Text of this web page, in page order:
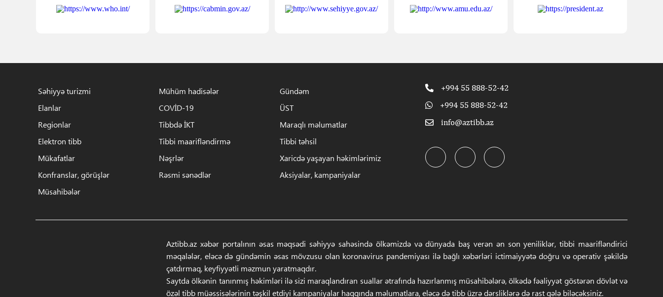
Səhiyyə turizmi Mühüm hadisələr
Gündəm
Elanlar
COVİD-19
ÜST
Regionlar
Tibbdə İKT
Maraqlı məlumatlar
Elektron tibb
Tibbi maarifləndirmə
Tibbi təhsil
Mükafatlar
Nəşrlər
Xaricdə yaşayan həkimlərimiz
Konfranslar, görüşlər
Rəsmi sənədlər
Aksiyalar, kampaniyalar
Müsahibələr
+994 55 888-52-42
+994 55 888-52-42
info@aztibb.az
Aztibb.az xəbər portalının əsas məqsədi səhiyyə sahəsində ölkəmizdə və dünyada baş verən ən son yeniliklər, tibbi maarifləndirici
məqalələr, eləcə də gündəmin əsas mövzusu olan koronavirus pandemiyası ilə bağlı xəbərləri ictimaiyyətə doğru və operativ şəkildə
çatdırmaq, keyfiyyətli məzmun yaratmaqdır.
Saytda ölkənin tanınmış həkimləri ilə sizi maraqlandıran suallar ətrafında hazırlanmış müsahibələrə, ölkədə fəaliyyət göstərən dövlət və
özəl tibb müəssisələrinin təşkil etdiyi kampaniyalar haqqında məlumatlara, eləcə də tibb üzrə dərsliklərə də rast gələ biləcəksiniz.